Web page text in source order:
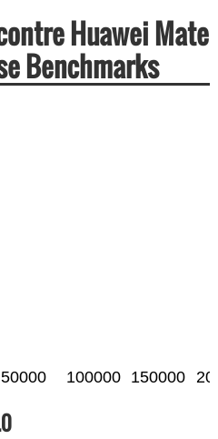
Huawei Mate
Benchmarks
50000 100000 150000